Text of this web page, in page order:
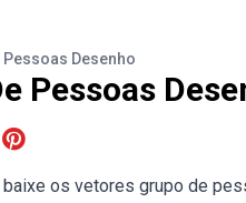
Pessoas Desenho
Pessoas
os vetores grupo de